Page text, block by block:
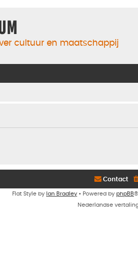
cultuur en maatschappij
Contact
Flat Style by Ian Bradley • Powered by phpBB
Nederlandse